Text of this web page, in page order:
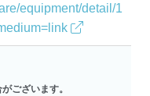
equipment/detail/1
ございます。